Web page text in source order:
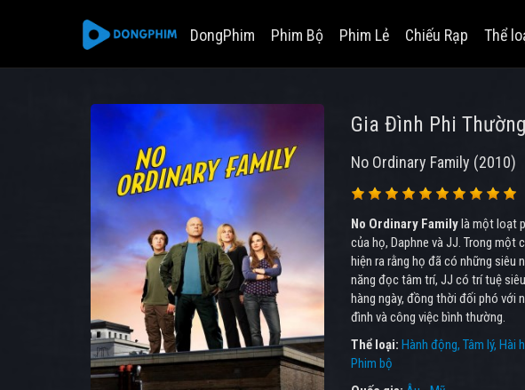
DongPhim Phim Bộ Phim Lẻ Chiếu Rạp Thể
Gia Đình Phi Thường
No Ordinary Family (2010)
No Ordinary Familylà một loạt
của họ, Daphne và JJ. Trong một
hiện ra rằng họ đã có những siêu
năng đọc tâm trí, JJ có trí tuệ
hàng ngày, đồng thời đối phó với
đình và công việc bình thường.
Thể loại: Hành động Tâm lý Hài
Phim bộ